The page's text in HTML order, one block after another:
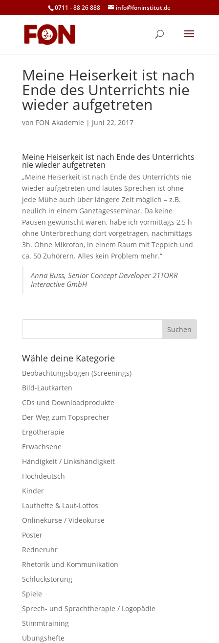
0711 - 88 26 888 info@foninstitut.de
Meine Heiserkeit ist nach
Ende des Unterrichts nie
wieder aufgetreten
von FON Akademie | Juni 22, 2017
Meine Heiserkeit ist nach Ende des Unterrichts
nie wieder aufgetreten
„Meine Heiserkeit ist nach Ende des Unterrichts nie
wieder aufgetreten und lautes Sprechen ist ohne
jede Mühe auch über längere Zeit möglich – z.B.
neulich in einem Ganztagesseminar. Da keine
Pausen gewünscht waren, habe ich vormittags 2,5 h
ohne Unterbrechung dort vorgetragen, nachmittags
3h. Ohne Mikrofon, in einem Raum mit Teppich und
ca. 50 Zuhörern. Alles kein Problem mehr.“
Anna Buss, Senior Concept Developer 21TORR
Interactive GmbH
Wähle deine Kategorie
Beobachtungsbögen (Screenings)
Bild-Lautkarten
CDs und Downloadprodukte
Der Weg zum Topsprecher
Ergotherapie
Erwachsene
Händigkeit / Linkshändigkeit
Hochdeutsch
Kinder
Lauthefte & Laut-Lottos
Onlinekurse / Videokurse
Poster
Redneruhr
Rhetorik und Kommunikation
Schluckstörung
Spiele
Sprech- und Sprachtherapie / Logopädie
Stimmtraining
Übungshefte